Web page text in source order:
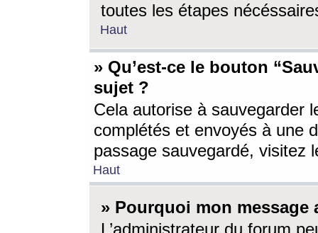
toutes les étapes
Haut
» Qu’est-ce le bouton
sujet ?
Cela autorise à sauvegarder
complétés et envoyés à une
passage sauvegardé, visitez
Haut
» Pourquoi mon message